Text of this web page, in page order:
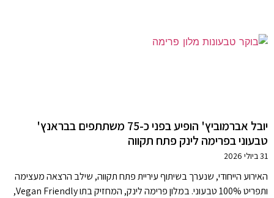
יובל אברמוביץ' הופיע בפני כ-75 משתתפים בבראנץ'
טבעוני בפרימה לינק פתח תקווה
31 ביולי 2026
האירוע הייחודי, שנערך בשיתוף עיריית פתח תקווה, שילב הרצאה מעצימה
ותפריט 100% טבעוני. במלון פרימה לינק, המחזיק בתו Vegan Friendly,